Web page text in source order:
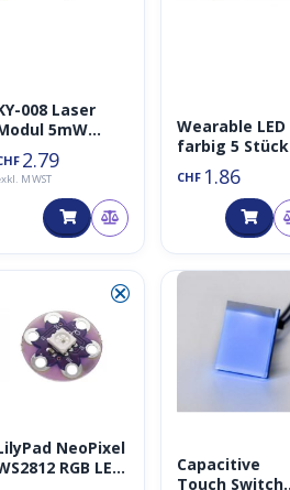
008 Laser
5mW
Farbe Rot 650nm
2.79
MWST
Wearable LED
farbig 5 Stück
für LilyPad o.ä.
CHF 1.86
⮿
NeoPixel
RGB LED
Capacitive
Touch Switch